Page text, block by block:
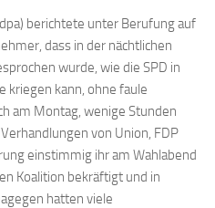
berichtete unter Berufung auf
dass in der nächtlichen
wurde, wie die SPD in
kriegen kann, ohne faule
am Montag, wenige Stunden
von Union, FDP
einstimmig ihr am Wahlabend
Koalition bekräftigt und in
hatten viele